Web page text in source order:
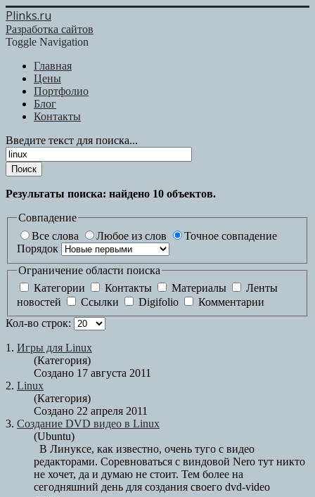
Plinks.ru
Разработка сайтов
Toggle Navigation
Главная
Цены
Портфолио
Блог
Контакты
Введите текст для поиска...
Поиск
Результаты поиска: найдено 10 объектов.
Совпадение
Все слова
Любое из слов
Точное совпадение
Порядок
Ограничение области поиска
Категории
Контакты Материалы
новостей
Ссылки Digifolio
Комментарии
Кол-во строк:
1. Игры для Linux
(Категория)
Создано 17 августа 2011
2. Linux
(Категория)
Создано 22 апреля 2011
3. Создание DVD видео в Linux
(Ubuntu)
В Линуксе, как известно, очень туго с видео
редакторами. Соревноваться с виндовой Nero тут никто
не хочет, да и думаю не стоит. Тем более на
сегодняшний день для создания своего dvd-video